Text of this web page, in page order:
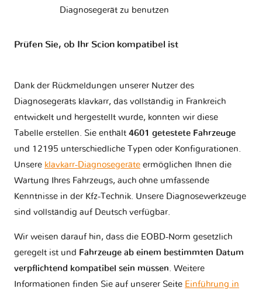
Diagnosegerät zu benutzen
Prüfen Sie, ob Ihr Scion kompatibel ist
Dank der Rückmeldungen unserer Nutzer des
Diagnosegeräts klavkarr, das vollständig in Frankreich
entwickelt und hergestellt wurde, konnten wir diese
Tabelle erstellen. Sie enthält 4601 getestete Fahrzeuge
und 12195 unterschiedliche Typen oder Konfigurationen.
Unsere klavkarr-Diagnosegeräte ermöglichen Ihnen die
Wartung Ihres Fahrzeugs, auch ohne umfassende
Kenntnisse in der Kfz-Technik. Unsere Diagnosewerkzeuge
sind vollständig auf Deutsch verfügbar.
Wir weisen darauf hin, dass die EOBD-Norm gesetzlich
geregelt ist und Fahrzeuge ab einem bestimmten Datum
verpflichtend kompatibel sein müssen. Weitere
Informationen finden Sie auf unserer Seite Einführung in